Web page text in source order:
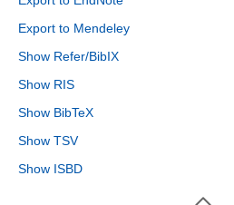
Export to Mendeley
Show Refer/BibIX
Show RIS
Show BibTeX
Show TSV
Show ISBD